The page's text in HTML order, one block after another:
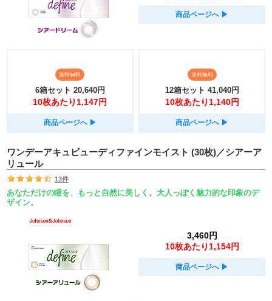
商品ページへ ▶︎
送料無料
6箱セット 20,640円
10枚あたり1,147円
商品ページへ ▶︎
送料無料
12箱セット 41,040円
10枚あたり1,140円
商品ページへ ▶︎
ワンデーアキュビューディファインモイスト (30枚)／シアーア
リュール
13件
あなただけの瞳を、もっと自然に美しく。大人っぽく魅力的な印象のデ
ザイン。
3,460円
10枚あたり1,154円
商品ページへ ▶︎